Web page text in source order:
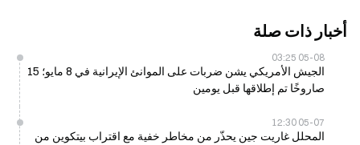
أخبار ذات صلة
05-08 03:25
الجيش الأمريكي يشن ضربات على الموانئ الإيرانية في 8 مايو؛ 15
صاروخًا تم إطلاقها قبل يومين
05-07 12:30
المحلل غاريت جين يحذّر من مخاطر خفية مع اقتراب بيتكوين من